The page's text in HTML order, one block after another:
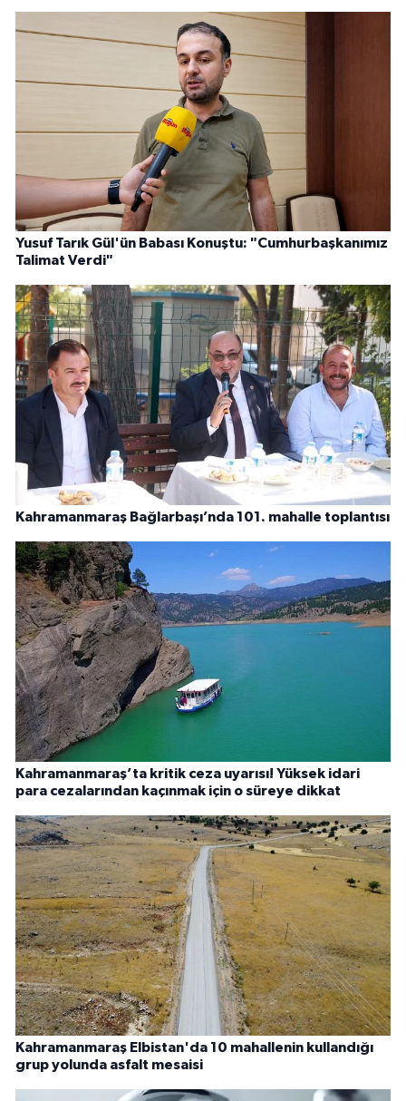
Yusuf Tarık Gül'ün Babası Konuştu: "Cumhurbaşkanımız
Talimat Verdi"
Kahramanmaraş Bağlarbaşı’nda 101. mahalle toplantısı
Kahramanmaraş’ta kritik ceza uyarısı! Yüksek idari
para cezalarından kaçınmak için o süreye dikkat
Kahramanmaraş Elbistan'da 10 mahallenin kullandığı
grup yolunda asfalt mesaisi